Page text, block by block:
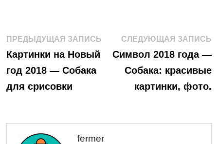
Навигация
по
записям
ПРЕДЫДУЩАЯ ЗАПИСЬПредыдущая
запись:
Картинки на Новый
год 2018 — Собака
для срисовки
СЛЕДУЮЩАЯ ЗАПИСЬ
Символ 2018 года —
Собака: красивые
картинки, фото.
fermer